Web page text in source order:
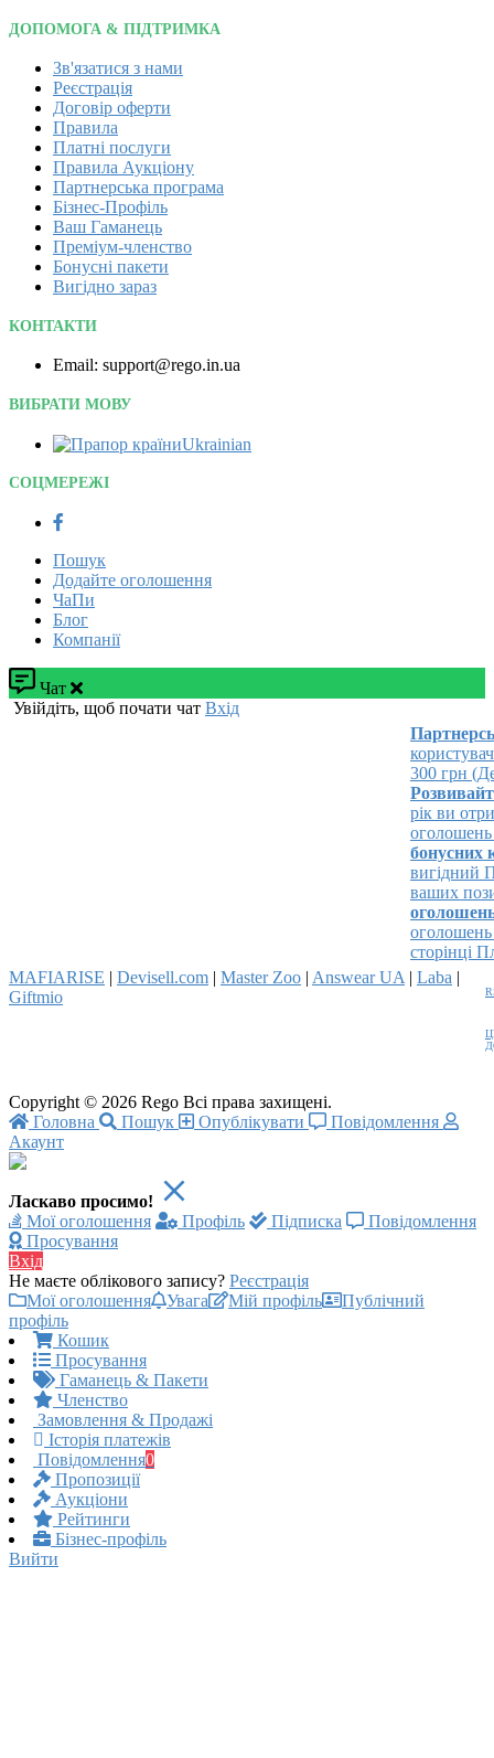
ДОПОМОГА & ПІДТРИМКА
Зв'язатися з нами
Реєстрація
Договір оферти
Правила
Платні послуги
Правила Аукціону
Партнерська програма
Бізнес-Профіль
Ваш Гаманець
Преміум-членство
Бонусні пакети
Вигідно зараз
КОНТАКТИ
Email: support@rego.in.ua
ВИБРАТИ МОВУ
Ukrainian‎
СОЦМЕРЕЖІ
Пошук
Додайте оголошення
ЧаПи
Блог
Компанії
Чат
Увійдіть, щоб почати чат Вхід
користувача!
300 грн
рік ви
оголошень
бонусних
вигідний
ваших
оголошень!
оголошень
сторінці
MAFIARISE | Devisell.com | Master Zoo | Answear UA | Laba |
Giftmio
Copyright © 2026 Rego Всі права захищені.
Головна
Пошук Опублікувати
Повідомлення
Акаунт
Ласкаво просимо!
Мої оголошення
Профіль Підписка
Повідомлення
Просування
Вхід
Не маєте облікового запису? Реєстрація
Мої оголошення
Увага Мій профіль
Публічний
профіль
Кошик
Просування
Гаманець & Пакети
Членство
Замовлення & Продажі
Історія платежів
Повідомлення0
Пропозиції
Аукціони
Рейтинги
Бізнес-профіль
Вийти